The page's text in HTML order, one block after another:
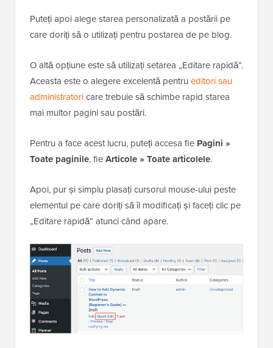
Puteți apoi alege starea personalizată a postării pe
care doriți să o utilizați pentru postarea de pe blog.
O altă opțiune este să utilizați setarea „Editare rapidă”.
Aceasta este o alegere excelentă pentru editori sau
administratoricare trebuie să schimbe rapid starea
mai multor pagini sau postări.
Pentru a face acest lucru, puteți accesa fie Pagini »
Toate paginile, fieArticole » Toate articolele.
Apoi, pur și simplu plasați cursorul mouse-ului peste
elementul pe care doriți să îl modificați și faceți clic pe
„Editare rapidă” atunci când apare.